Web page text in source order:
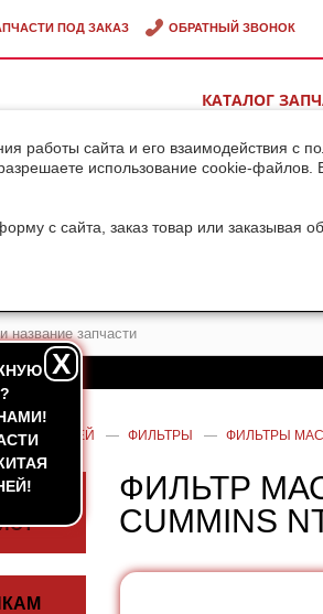
работы сайта и его взаимодействия с
использование cookie-файлов.
с сайта, заказ товар или заказывая
ПОД ЗАКАЗ ОБРАТНЫЙ ЗВОНОК
КАТАЛОГ
X
ЗАПЧАСТЕЙ — ФИЛЬТРЫ — ФИЛЬТРЫ
ФИЛЬТР
CUMMINS